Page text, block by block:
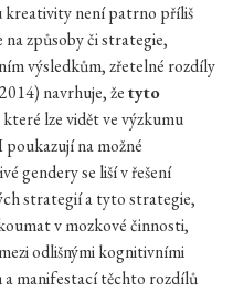
kreativity není patrno příliš
způsoby či strategie,
výsledkům, zřetelné rozdíly
navrhuje, žetyto
které lze vidět ve výzkumu
na možné
gendery se liší v řešení
strategií a tyto strategie,
v mozkové činnosti,
odlišnými kognitivními
manifestací těchto rozdílů